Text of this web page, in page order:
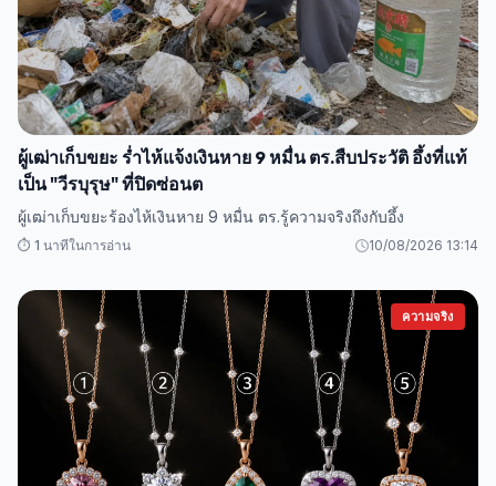
ผู้เฒ่าเก็บขยะ ร่ำไห้แจ้งเงินหาย 9 หมื่น ตร.สืบประวัติ อึ้งที่แท้
เป็น "วีรบุรุษ" ที่ปิดซ่อนต
ผู้เฒ่าเก็บขยะร้องไห้เงินหาย 9 หมื่น ตร.รู้ความจริงถึงกับอึ้ง
⏱️ 1 นาทีในการอ่าน 10/08/2026 13:14
ความจริง